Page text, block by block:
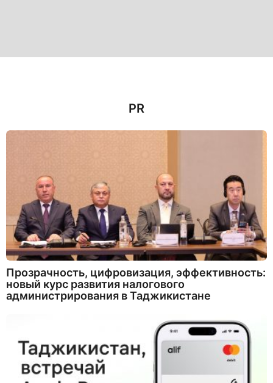
PR
Прозрачность, цифровизация, эффективность:
новый курс развития налогового
администрирования в Таджикистане